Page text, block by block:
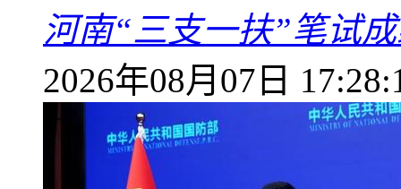
河南“三支一扶”笔试
2026年08月07日